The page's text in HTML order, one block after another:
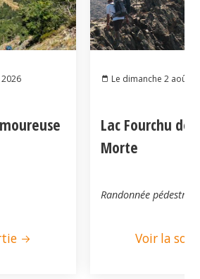
Le dimanche 2 août
Lac Fourchu
Morte
Randonnée pédestre
Voir la